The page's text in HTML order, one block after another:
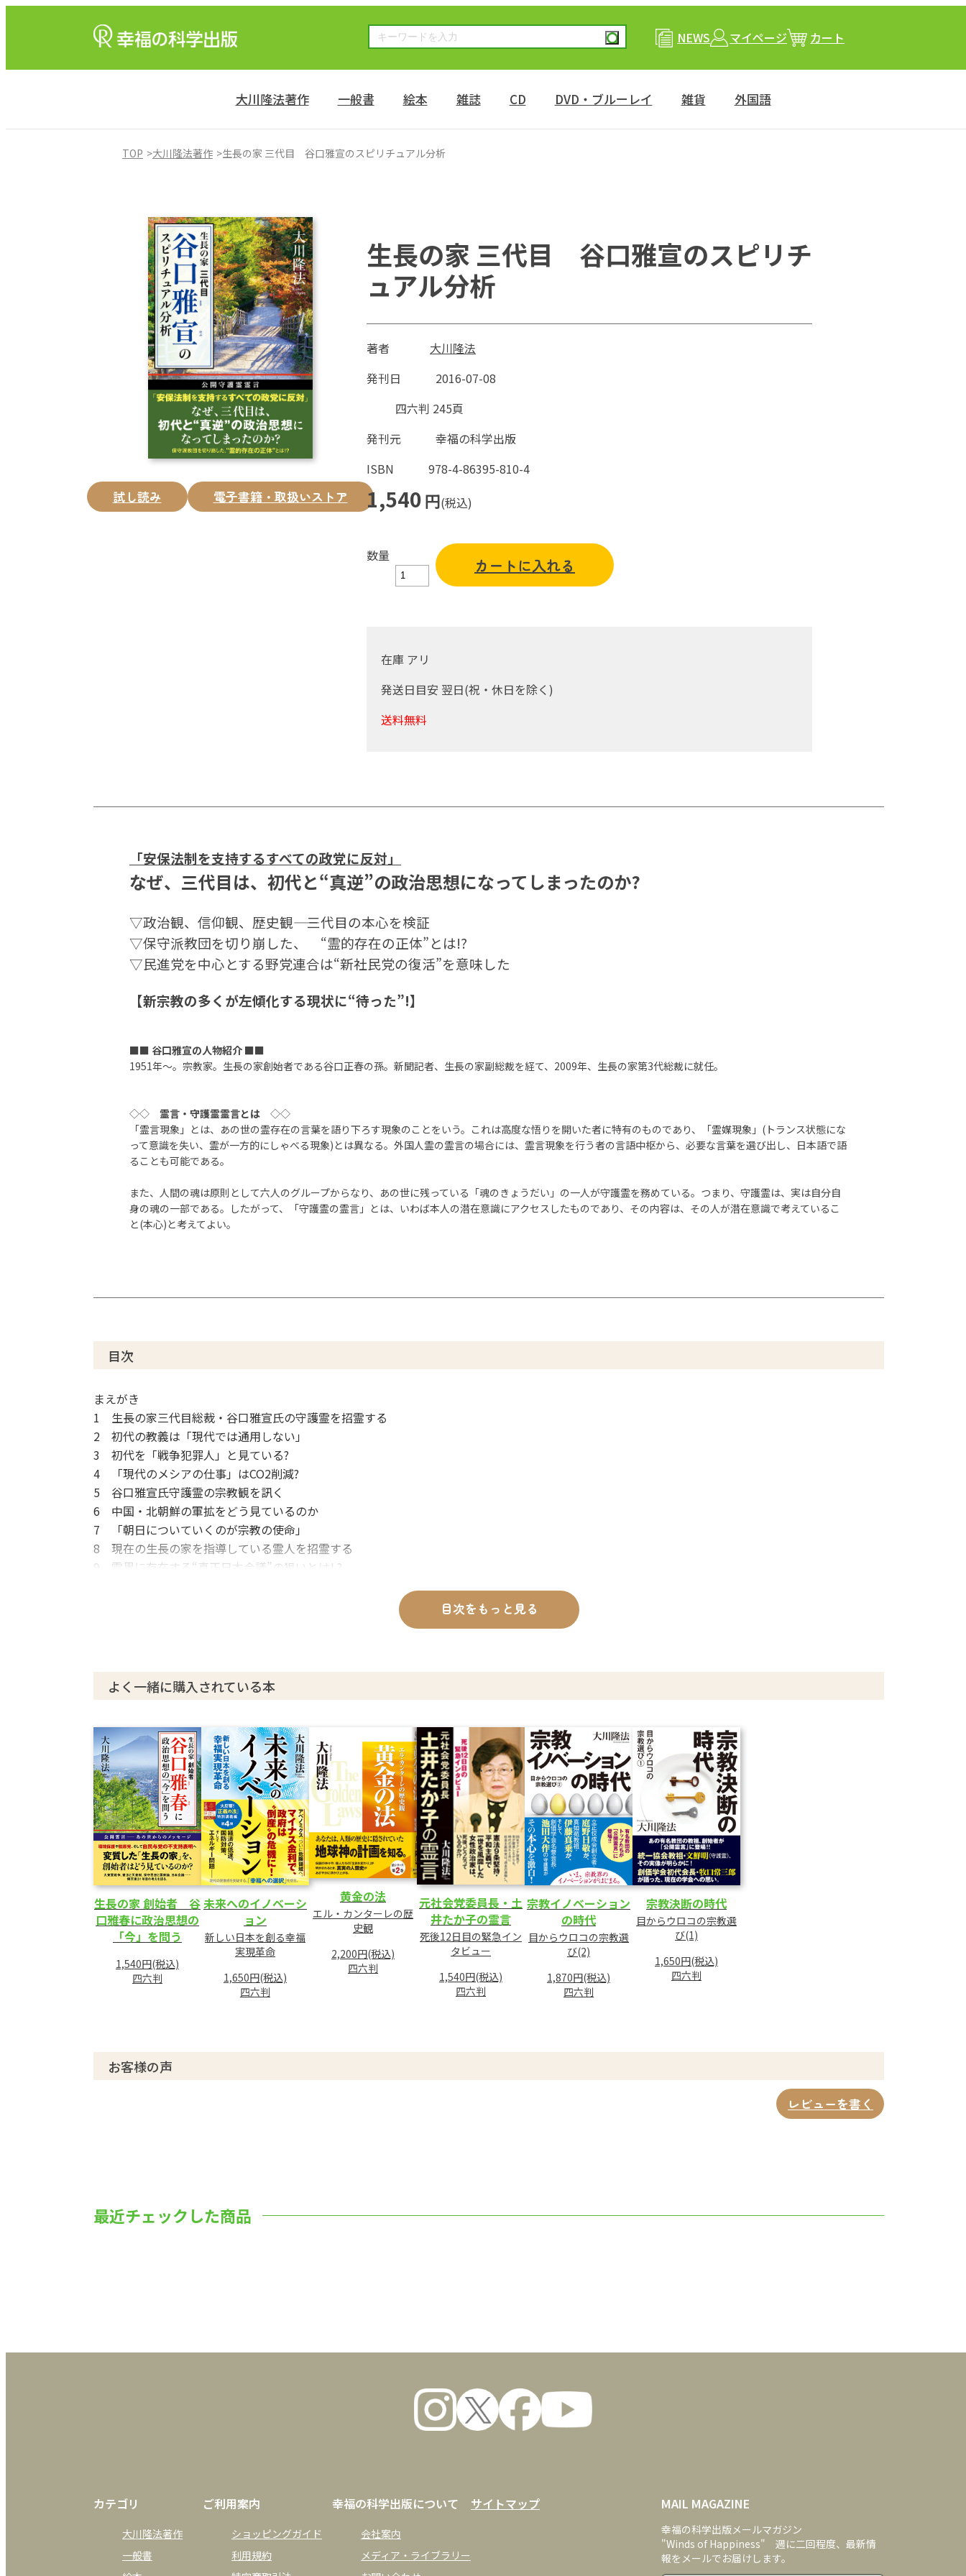
NEWS マイページ カート
大川隆法著作 一般書 絵本 雑誌 CD DVD・ブルーレイ 雑貨 外国語
TOP 大川隆法著作 生長の家 三代目 谷口雅宣のスピリチュアル分析
試し読み 電子書籍・取扱いストア
生長の家 三代目 谷口雅宣のスピリチ
ュアル分析
著者
大川隆法
発刊日
2016-07-08
四六判 245頁
発刊元
幸福の科学出版
ISBN
978-4-86395-810-4
1,540円(税込)
数量
カートに入れる
在庫 アリ
発送日目安 翌日(祝・休日を除く)
送料無料
「安保法制を支持するすべての政党に反対」
なぜ、三代目は、初代と“真逆”の政治思想になってしまったのか?
▽政治観、信仰観、歴史観―― 三代目の本心を検証
▽保守派教団を切り崩した、 “霊的存在の正体”とは!?
▽民進党を中心とする野党連合は“新社民党の復活”を意味した
【新宗教の多くが左傾化する現状に“待った”!】
■■ 谷口雅宣の人物紹介 ■■
1951年～。宗教家。生長の家創始者である谷口正春の孫。新聞記者、生長の家副総裁を経て、2009年、生長の家第3代総裁に就任。
◇◇ 霊言・守護霊霊言とは ◇◇
「霊言現象」とは、あの世の霊存在の言葉を語り下ろす現象のことをいう。これは高度な悟りを開いた者に特有のものであり、「霊媒現象」(トランス状態にな
って意識を失い、霊が一方的にしゃべる現象)とは異なる。外国人霊の霊言の場合には、霊言現象を行う者の言語中枢から、必要な言葉を選び出し、日本語で語
ることも可能である。
また、人間の魂は原則として六人のグループからなり、あの世に残っている「魂のきょうだい」の一人が守護霊を務めている。つまり、守護霊は、実は自分自
身の魂の一部である。したがって、「守護霊の霊言」とは、いわば本人の潜在意識にアクセスしたものであり、その内容は、その人が潜在意識で考えているこ
と(本心)と考えてよい。
目次
まえがき
1 生長の家三代目総裁・谷口雅宣氏の守護霊を招霊する
2 初代の教義は「現代では通用しない」
3 初代を「戦争犯罪人」と見ている?
4 「現代のメシアの仕事」はCO2削減?
5 谷口雅宣氏守護霊の宗教観を訊く
6 中国・北朝鮮の軍拡をどう見ているのか
7 「朝日についていくのが宗教の使命」
8 現在の生長の家を指導している霊人を招霊する
9 霊界に存在する“真正日本会議”の狙いとは! ?
目次をもっと見る
よく一緒に購入されている本
生長の家 創始者 谷
口雅春に政治思想の
「今」を問う
1,540円(税込)
四六判
未来へのイノベーシ
ョン
新しい日本を創る幸福
実現革命
1,650円(税込)
四六判
黄金の法
エル・カンターレの歴
史観
2,200円(税込)
四六判
元社会党委員長・土
井たか子の霊言
死後12日目の緊急イン
タビュー
1,540円(税込)
四六判
宗教イノベーション
の時代
目からウロコの宗教選
び(2)
1,870円(税込)
四六判
宗教決断の時代
目からウロコの宗教選
び(1)
1,650円(税込)
四六判
お客様の声
レビューを書く
最近チェックした商品
カテゴリ
大川隆法著作
一般書
ご利用案内
ショッピングガイド
利用規約
幸福の科学出版について
会社案内
メディア・ライブラリー
サイトマップ MAIL MAGAZINE
幸福の科学出版メールマガジン
"Winds of Happiness" 週に二回程度、最新情
報をメールでお届けします。